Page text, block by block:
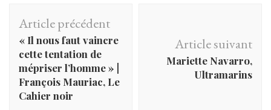
Navigation
d'article
Article précédent
« Il nous faut vaincre
cette tentation de
mépriser l’homme » |
François Mauriac, Le
Cahier noir
Article suivant
Mariette Navarro,
Ultramarins